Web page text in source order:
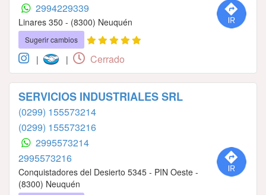
2994229339
Linares 350 - (8300) Neuquén
Sugerir cambios
| | Cerrado
SERVICIOS INDUSTRIALES SRL
(0299) 155573214
(0299) 155573216
2995573214
2995573216
Conquistadores del Desierto 5345 - PIN Oeste -
(8300) Neuquén